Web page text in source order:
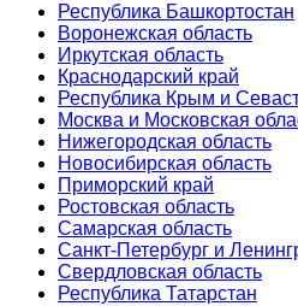
Республика Башкортостан
Воронежская область
Иркутская область
Краснодарский край
Республика Крым и
Москва и Московская
Нижегородская область
Новосибирская область
Приморский край
Ростовская область
Самарская область
Санкт-Петербург и
Свердловская область
Республика Татарстан